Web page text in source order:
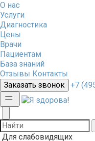
О нас
Услуги
Диагностика
Цены
Врачи
Пациентам
База знаний
Отзывы Контакты
Заказать звонок
+7
Для слабовидящих